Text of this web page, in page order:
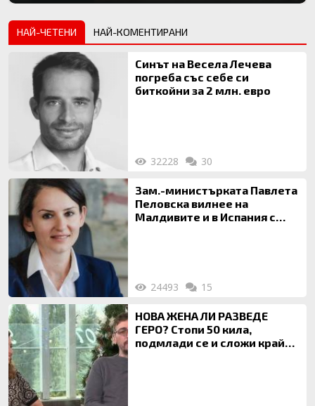
НАЙ-ЧЕТЕНИ НАЙ-КОМЕНТИРАНИ
Синът на Весела Лечева
погреба със себе си
биткойни за 2 млн. евро
32228 30
Зам.-министърката Павлета
Пеловска вилнее на
Малдивите и в Испания с
24493 15
НОВА ЖЕНА ЛИ РАЗВЕДЕ
ГЕРО? Стопи 50 кила,
подмлади се и сложи край